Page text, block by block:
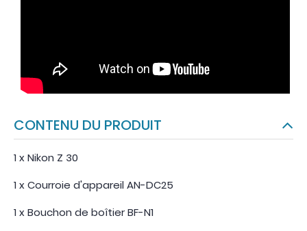
CONTENU DU PRODUIT
1 x Nikon Z 30
1 x Courroie d'appareil AN-DC25
1 x Bouchon de boîtier BF-N1